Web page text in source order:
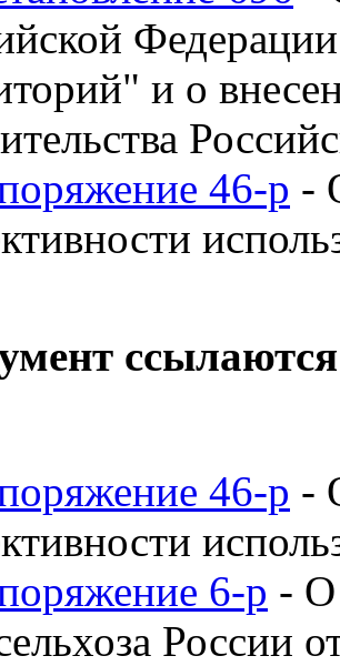
и о
46-р -
46-р -
6-р - О
России